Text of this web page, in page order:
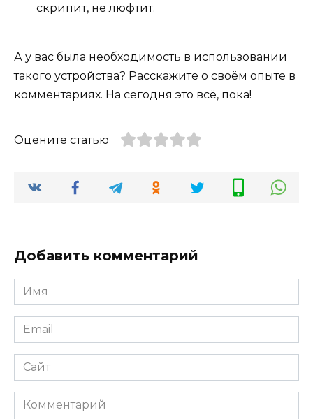
скрипит, не люфтит.
А у вас была необходимость в использовании
такого устройства? Расскажите о своём опыте в
комментариях. На сегодня это всё, пока!
Оцените статью
Добавить комментарий
Имя
Email
Сайт
Комментарий